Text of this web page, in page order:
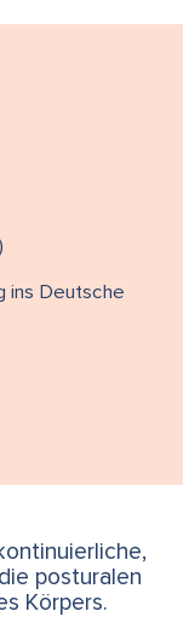
ins Deutsche
posturalen
Körpers.